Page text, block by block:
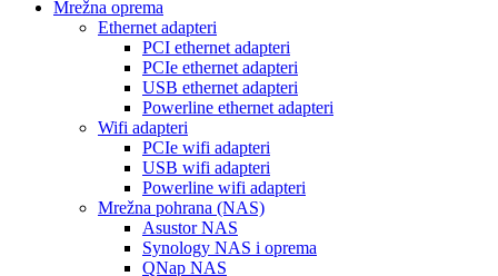
Mrežna oprema
Ethernet adapteri
PCI ethernet adapteri
PCIe ethernet adapteri
USB ethernet adapteri
Powerline ethernet adapteri
Wifi adapteri
PCIe wifi adapteri
USB wifi adapteri
Powerline wifi adapteri
Mrežna pohrana (NAS)
Asustor NAS
Synology NAS i oprema
QNap NAS